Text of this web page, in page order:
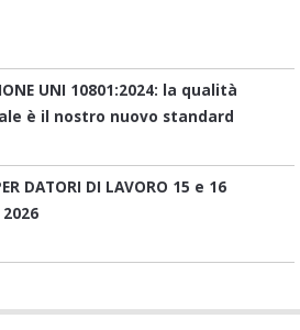
UNI 10801:2024: la qualità
è il nostro nuovo standard
DATORI DI LAVORO 15 e 16
2026